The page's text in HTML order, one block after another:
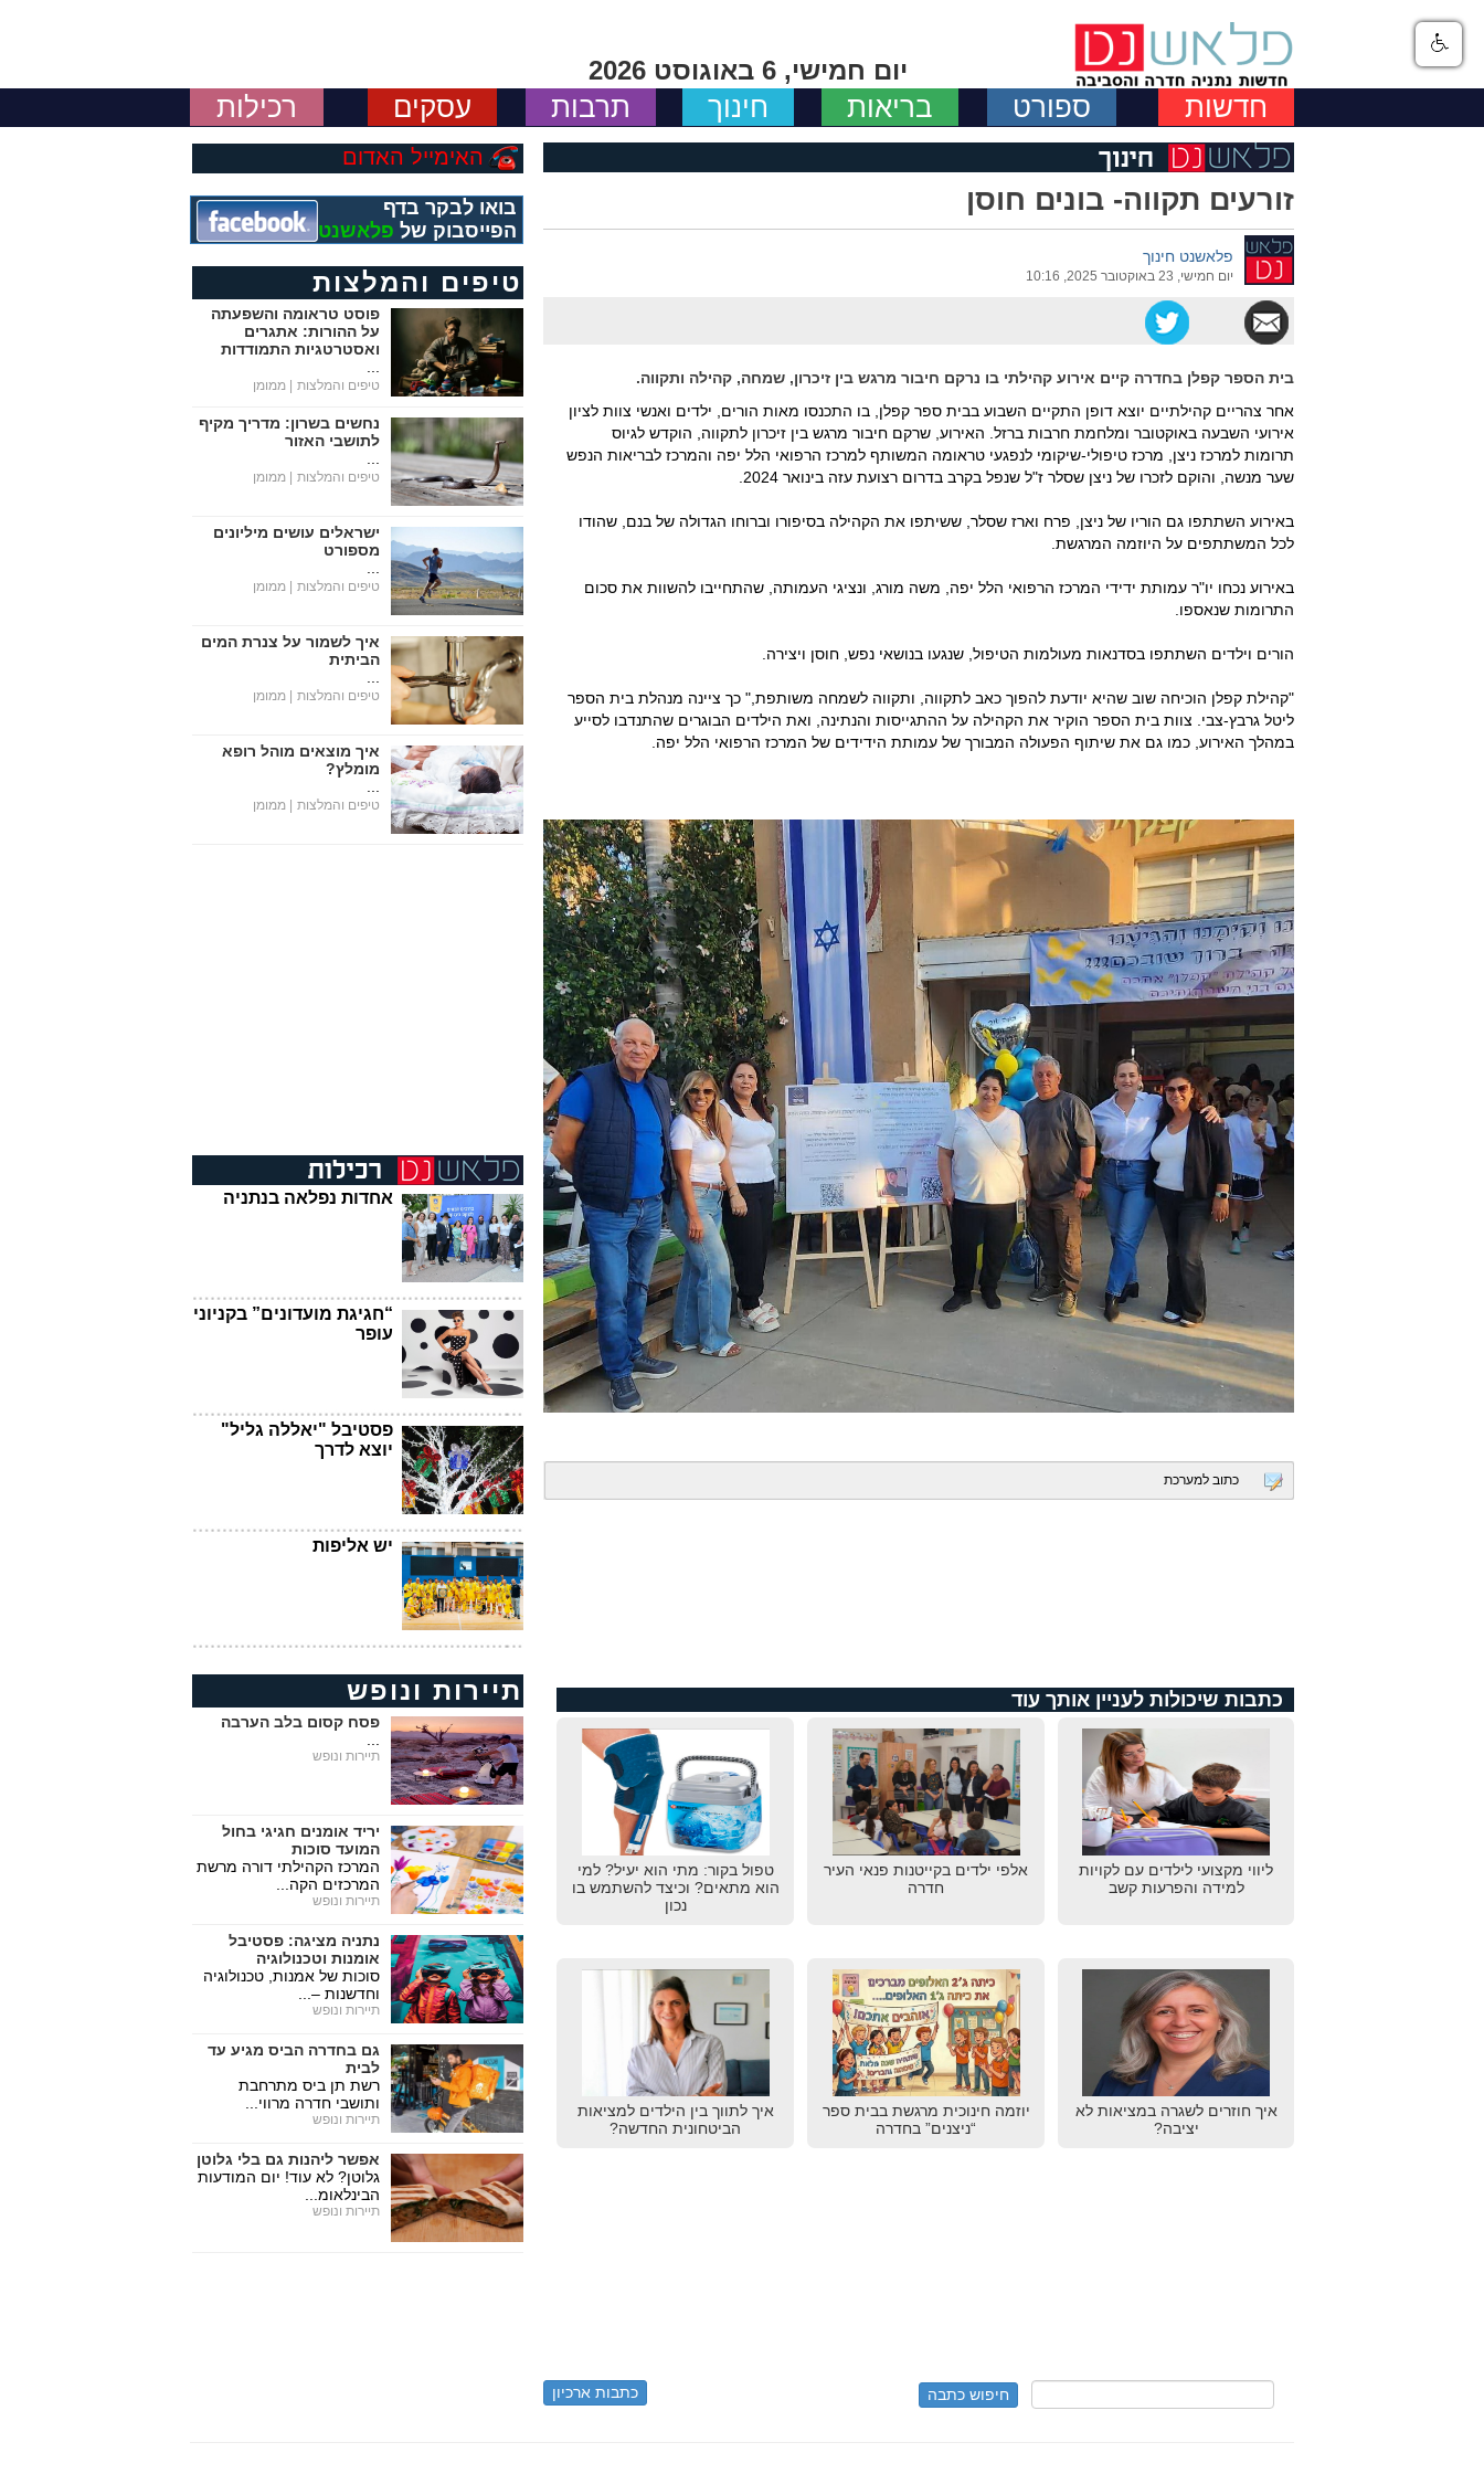
יום חמישי, 6 באוגוסט 2026
חדשות ספורט בריאות חינוך תרבות עסקים רכילות
זורעים תקווה- בונים חוסן
פלאשנט חינוך
יום חמישי, 23 באוקטובר 2025, 10:16
בית הספר קפלן בחדרה קיים אירוע קהילתי בו נרקם חיבור מרגש בין זיכרון, שמחה, קהילה ותקווה.
אחר צהריים קהילתיים יוצא דופן התקיים השבוע בבית ספר קפלן, בו התכנסו מאות הורים, ילדים ואנשי צוות לציון
אירועי השבעה באוקטובר ומלחמת חרבות ברזל. האירוע, שרקם חיבור מרגש בין זיכרון לתקווה, הוקדש לגיוס
תרומות למרכז ניצן, מרכז טיפולי-שיקומי לנפגעי טראומה המשותף למרכז הרפואי הלל יפה והמרכז לבריאות הנפש
שער מנשה, והוקם לזכרו של ניצן שסלר ז"ל שנפל בקרב בדרום רצועת עזה בינואר 2024.
באירוע השתתפו גם הוריו של ניצן, פרח וארז שסלר, ששיתפו את הקהילה בסיפורו וברוחו הגדולה של בנם, שהודו
לכל המשתתפים על היוזמה המרגשת.
באירוע נכחו יו"ר עמותת ידידי המרכז הרפואי הלל יפה, משה מורג, ונציגי העמותה, שהתחייבו להשוות את סכום
התרומות שנאספו.
הורים וילדים השתתפו בסדנאות מעולמות הטיפול, שנגעו בנושאי נפש, חוסן ויצירה.
"קהילת קפלן הוכיחה שוב שהיא יודעת להפוך כאב לתקווה, ותקווה לשמחה משותפת," כך ציינה מנהלת בית הספר
ליטל גרבץ-צבי. צוות בית הספר הוקיר את הקהילה על ההתגייסות והנתינה, ואת הילדים הבוגרים שהתנדבו לסייע
במהלך האירוע, כמו גם את שיתוף הפעולה המבורך של עמותת הידידים של המרכז הרפואי הלל יפה.
כתוב למערכת
כתבות שיכולות לעניין אותך עוד
ליווי מקצועי לילדים עם לקויות
למידה והפרעות קשב
אלפי ילדים בקייטנות פנאי העיר
חדרה
טפול בקור: מתי הוא יעיל? למי
הוא מתאים? וכיצד להשתמש בו
נכון
איך חוזרים לשגרה במציאות לא
יציבה?
יוזמה חינוכית מרגשת בבית ספר
“ניצנים” בחדרה
איך לתווך בין הילדים למציאות
הביטחונית החדשה?
כתבות ארכיון
האימייל האדום
בואו לבקר בדף
הפייסבוק של פלאשנט
טיפים והמלצות
פוסט טראומה והשפעתה
על ההורות: אתגרים
ואסטרטגיות התמודדות
טיפים והמלצות | ממומן
נחשים בשרון: מדריך מקיף
לתושבי האזור
טיפים והמלצות | ממומן
ישראלים עושים מיליונים
מספורט
טיפים והמלצות | ממומן
איך לשמור על צנרת המים
הביתית
טיפים והמלצות | ממומן
איך מוצאים מוהל רופא
מומלץ?
טיפים והמלצות | ממומן
אחדות נפלאה בנתניה
“חגיגת מועדונים” בקניוני
עופר
פסטיבל "יאללה גליל"
יוצא לדרך
יש אליפות
תיירות ונופש
פסח קסום בלב הערבה
תיירות ונופש
יריד אומנים חגיגי בחול
המועד סוכות
המרכז הקהילתי דורה מרשת
המרכזים הקה...
תיירות ונופש
נתניה מציגה: פסטיבל
אומנות וטכנולוגיה
סוכות של אמנות, טכנולוגיה
וחדשנות –...
תיירות ונופש
גם בחדרה הביס מגיע עד
לבית
רשת תן ביס מתרחבת
ותושבי חדרה מרווי...
תיירות ונופש
אפשר ליהנות גם בלי גלוטן
גלוטן? לא עוד! יום המודעות
הבינלאומ...
תיירות ונופש